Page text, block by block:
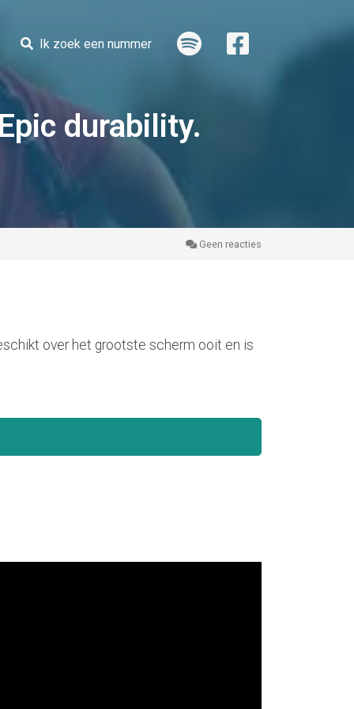
Ik zoek een nummer
durability.
Geen reacties
over het grootste scherm ooit en is